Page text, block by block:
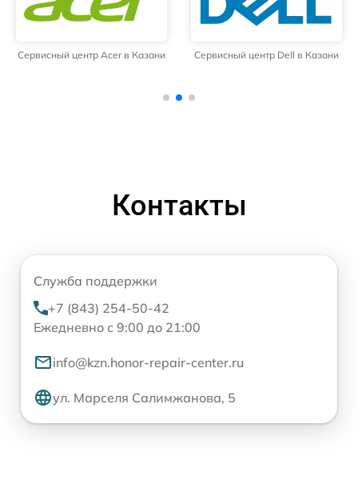
Сервисный центр Acer в Казани Сервисный центр Dell в Казани
Контакты
Служба поддержки
+7 (843) 254-50-42
Ежедневно с 9:00 до 21:00
info@kzn.honor-repair-center.ru
ул. Марселя Салимжанова, 5